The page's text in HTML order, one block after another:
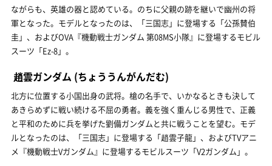
ながらも、英雄の器と認めている。のちに父親の跡を継いで幽州の将
軍となった。モデルとなったのは、「三国志」に登場する「公孫賛伯
圭」、およびOVA『機動戦士ガンダム 第08MS小隊』に登場するモビル
スーツ「Ez-8」。
趙雲ガンダム (ちょううんがんだむ)
北方に位置する小国出身の武将。槍の名手で、いかなるときも決して
あきらめずに戦い続ける不屈の勇者。義を強く重んじる男性で、正義
と平和のために兵を挙げた劉備ガンダムと共に戦うことを望む。モデ
ルとなったのは、「三国志」に登場する「趙雲子龍」、およびTVアニ
メ『機動戦士Vガンダム』に登場するモビルスーツ「V2ガンダム」。